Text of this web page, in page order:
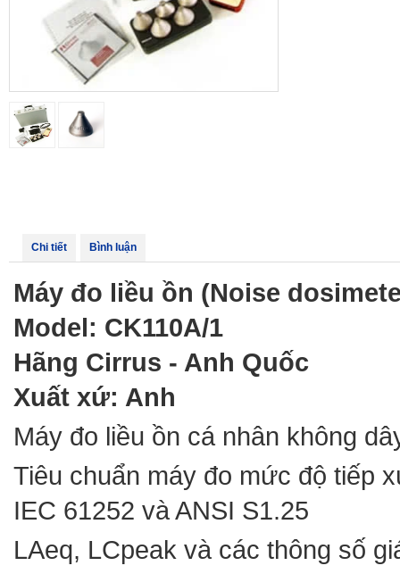
Chi tiết Bình luận
Máy đo liều ồn (Noise
Model: CK110A/1
Hãng Cirrus - Anh Quốc
Xuất xứ: Anh
Máy đo liều ồn cá nhân không
Tiêu chuẩn máy đo mức độ tiếp
IEC 61252 và ANSI S1.25
LAeq, LCpeak và các thông số